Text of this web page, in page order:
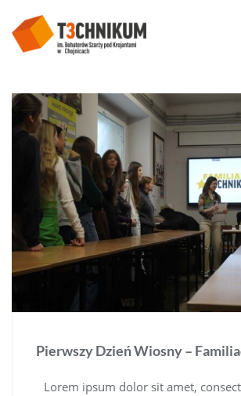
Pierwszy Dzień Wiosny –
Lorem ipsum dolor sit amet,